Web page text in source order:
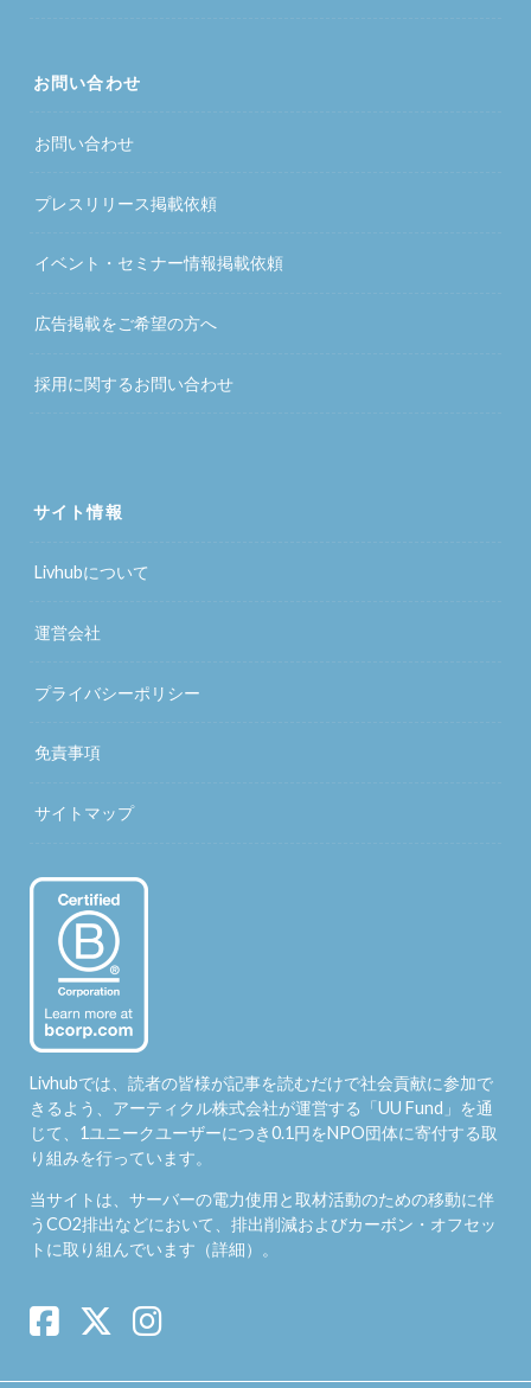
お問い合わせ
お問い合わせ
プレスリリース掲載依頼
イベント・セミナー情報掲載依頼
広告掲載をご希望の方へ
採用に関するお問い合わせ
サイト情報
Livhubについて
運営会社
プライバシーポリシー
免責事項
サイトマップ
Livhubでは、読者の皆様が記事を読むだけで社会貢献に参加で
きるよう、アーティクル株式会社が運営する「UU Fund 」を通
じて、1ユニークユーザーにつき0.1円をNPO団体に寄付する取
り組みを行っています。
当サイトは、サーバーの電力使用と取材活動のための移動に伴
うCO2排出などにおいて、排出削減およびカーボン・オフセッ
トに取り組んでいます（詳細）。